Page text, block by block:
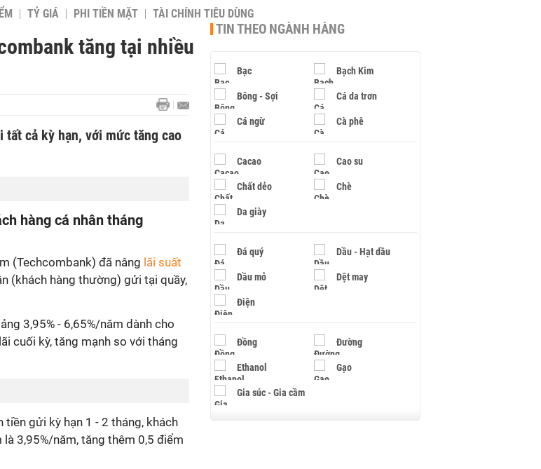
TỶ GIÁ PHI TIỀN MẶT TÀI CHÍNH TIÊU DÙNG
tăng tại nhiều
cả kỳ hạn, với mức tăng cao
hàng cá nhân tháng
(Techcombank) đã nâng lãi suất
(khách hàng thường) gửi tại quầy,
3,95% - 6,65%/năm dành cho
cuối kỳ, tăng mạnh so với tháng
tiền gửi kỳ hạn 1 - 2 tháng, khách
3,95%/năm, tăng thêm 0,5 điểm
TIN THEO NGÀNH HÀNG
Bạc Bạch Kim
Bông - Sợi Cá da trơn
Cá ngừ Cà phê
Cacao Cao su
Chất dẻo Chè
Da giày
Đá quý Dầu - Hạt dầu
Dầu mỏ Dệt may
Điện
Đồng Đường
Ethanol Gạo
Gia súc - Gia cầm